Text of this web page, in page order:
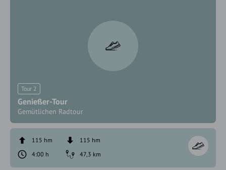
Tour 2
Genießer-Tour
Gemütlichen Radtour
115 hm
115 hm
4:00 h
47,3 km